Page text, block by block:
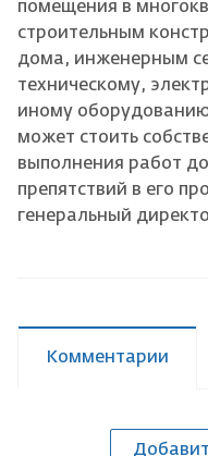
помещения в
строительным
дома, инженерным
техническому,
иному
может стоить
выполнения работ
препятствий в его
генеральный
Комментарии